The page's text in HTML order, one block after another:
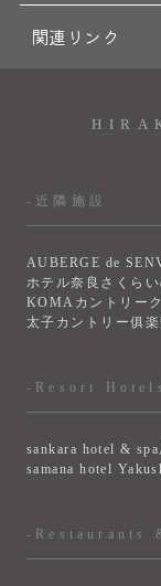
関連リンク
-近隣施設
AUBERGE de
ホテル奈良さくら
KOMAカントリー
太子カントリー俱
-Resort Hotels
sankara hotel & spa
samana hotel
-Restaurants